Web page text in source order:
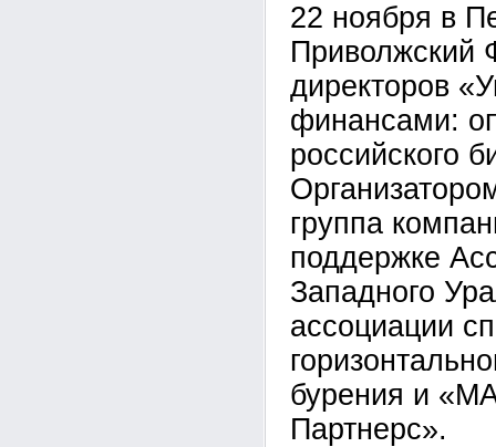
22 ноября в
Приволжский
директоров
финансами:
российского
группа
поддержке
Западного
ассоциации
бурения и
Партнерc».